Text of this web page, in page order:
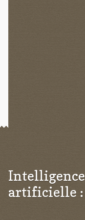
Intelligence
artificielle :